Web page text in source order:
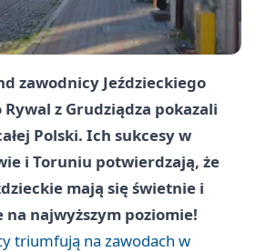
zawodnicy Jeździeckiego
z Grudziądza pokazali
Polski. Ich sukcesy w
i Toruniu potwierdzają, że
mają się świetnie i
najwyższym poziomie!
triumfują na zawodach w